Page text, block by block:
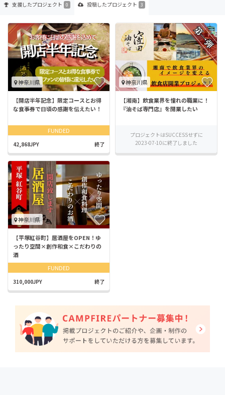
支援したプロジェクト 0 投稿したプロジェクト 3
神奈川県
【開店半年記念】限定コースとお得
な食事券で日頃の感謝を伝えたい！
FUNDED
42,868JPY 終了
神奈川県
【湘南】飲食業界を憧れの職業に！
『油そば専門店』を開業したい
プロジェクトはSUCCESSせずに
2023-07-10に終了しました
神奈川県
【平塚紅谷町】居酒屋をOPEN！ゆ
ったり空間×創作和食×こだわりの
酒
FUNDED
310,000JPY 終了